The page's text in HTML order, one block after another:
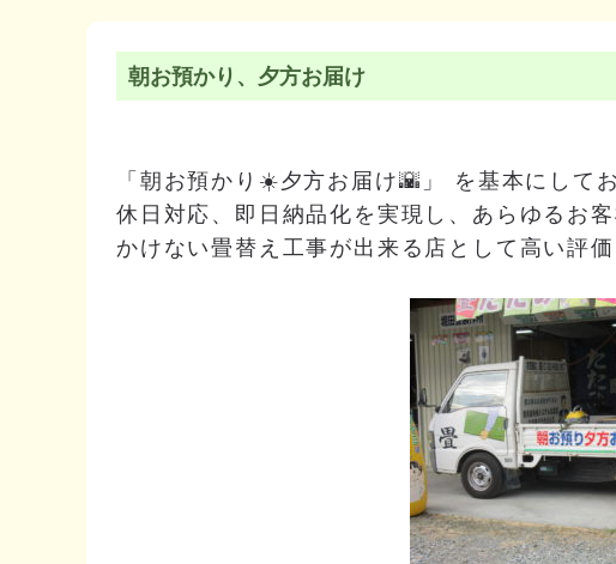
朝お預かり、夕方お届け
「朝お預かり☀️夕方お届け🌇」 を基本にして
休日対応、即日納品化を実現し、あらゆるお
かけない畳替え工事が出来る店として高い評価